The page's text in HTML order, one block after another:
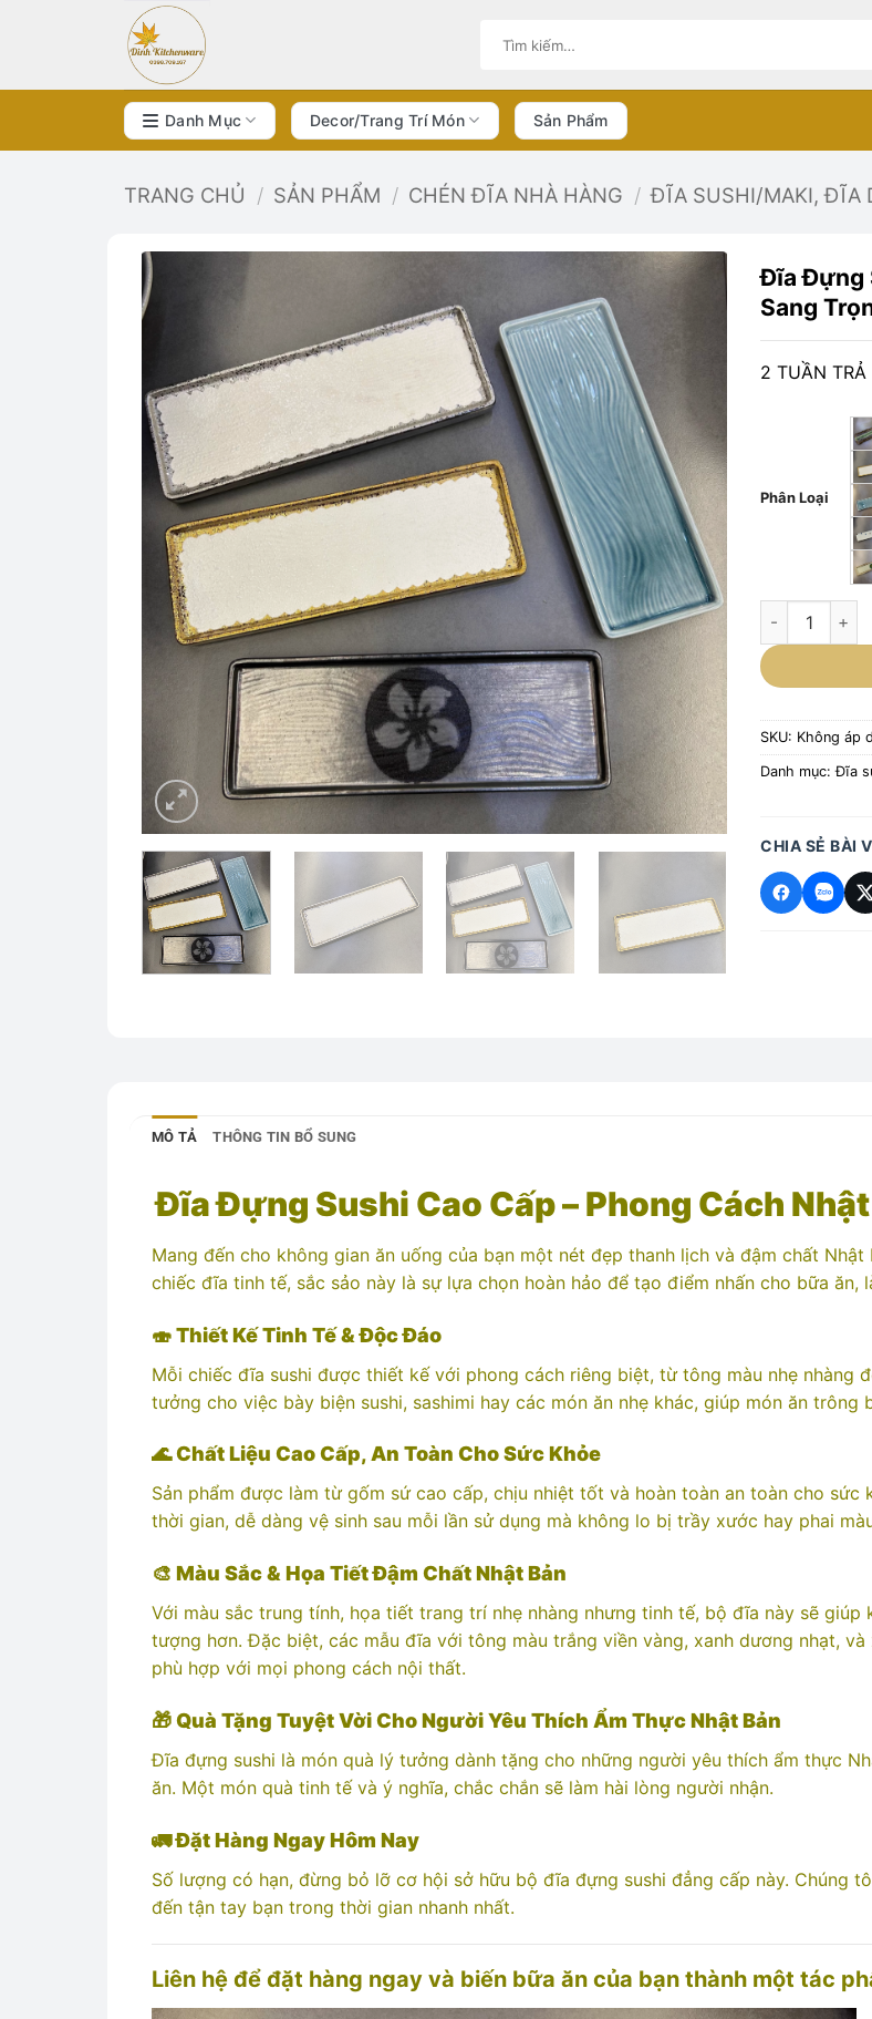
dung
Tìm
Danh Mục Decor/Trang Trí Món Sản Phẩm
TRANG CHỦ / SẢN PHẨM / CHÉN ĐĨA NHÀ HÀNG / ĐĨA SUSHI/MAKI, ĐĨA
Đĩa Đựng
Sang
2 TUẦN TRẢ
Phân Loại
Đĩa Đựng
SKU: Không áp
Danh mục:Đĩa
CHIA SẺ BÀI
MÔ TẢ THÔNG TIN BỔ SUNG
Đĩa Đựng Sushi Cao Cấp – Phong Cách
Mang đến cho không gian ăn uống của bạn một nét đẹp thanh lịch và đậm chất
chiếc đĩa tinh tế, sắc sảo này là sự lựa chọn hoàn hảo để tạo điểm nhấn cho bữa
🍣Thiết Kế Tinh Tế & Độc Đáo
Mỗi chiếc đĩa sushi được thiết kế với phong cách riêng biệt, từ tông màu nhẹ
tưởng cho việc bày biện sushi, sashimi hay các món ăn nhẹ khác, giúp món ăn trông
🌊Chất Liệu Cao Cấp, An Toàn Cho Sức Khỏe
Sản phẩm được làm từ gốm sứ cao cấp, chịu nhiệt tốt và hoàn toàn an toàn cho sức
thời gian, dễ dàng vệ sinh sau mỗi lần sử dụng mà không lo bị trầy xước hay phai
🎨 Màu Sắc & Họa Tiết Đậm Chất Nhật Bản
Với màu sắc trung tính, họa tiết trang trí nhẹ nhàng nhưng tinh tế, bộ đĩa này sẽ
tượng hơn. Đặc biệt, các mẫu đĩa với tông màu trắng viền vàng, xanh dương nhạt,
phù hợp với mọi phong cách nội thất.
🎁Quà Tặng Tuyệt Vời Cho Người Yêu Thích Ẩm Thực Nhật Bản
Đĩa đựng sushi là món quà lý tưởng dành tặng cho những người yêu thích ẩm thực
ăn. Một món quà tinh tế và ý nghĩa, chắc chắn sẽ làm hài lòng người nhận.
🚛Đặt Hàng Ngay Hôm Nay
Số lượng có hạn, đừng bỏ lỡ cơ hội sở hữu bộ đĩa đựng sushi đẳng cấp này. Chúng
đến tận tay bạn trong thời gian nhanh nhất.
Liên hệ để đặt hàng ngay và biến bữa ăn của bạn thành một tác